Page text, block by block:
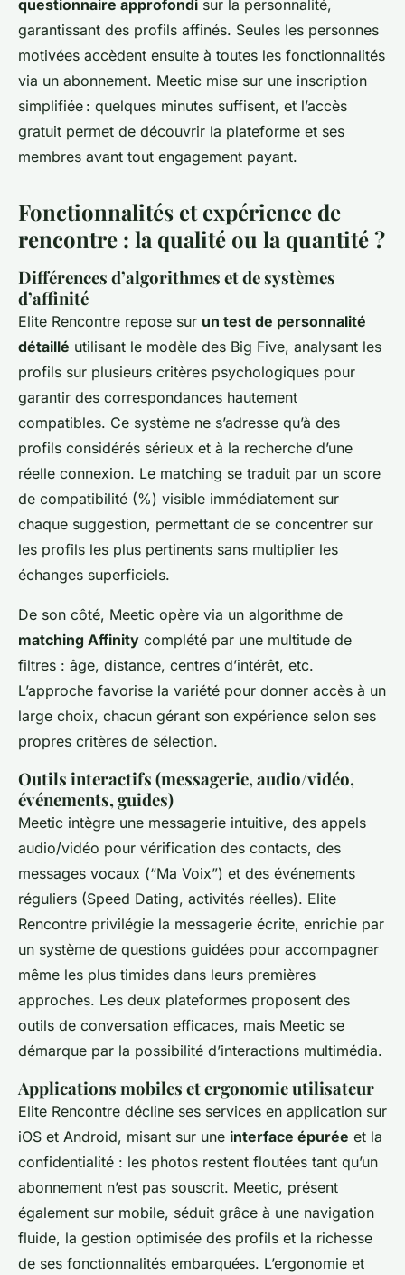
questionnaire approfondi sur la personnalité,
garantissant des profils affinés. Seules les personnes
motivées accèdent ensuite à toutes les fonctionnalités
via un abonnement. Meetic mise sur une inscription
simplifiée : quelques minutes suffisent, et l’accès
gratuit permet de découvrir la plateforme et ses
membres avant tout engagement payant.
Fonctionnalités et expérience de
rencontre : la qualité ou la quantité ?
Différences d’algorithmes et de systèmes
d’affinité
Elite Rencontre repose sur un test de personnalité
détaillé utilisant le modèle des Big Five, analysant les
profils sur plusieurs critères psychologiques pour
garantir des correspondances hautement
compatibles. Ce système ne s’adresse qu’à des
profils considérés sérieux et à la recherche d’une
réelle connexion. Le matching se traduit par un score
de compatibilité (%) visible immédiatement sur
chaque suggestion, permettant de se concentrer sur
les profils les plus pertinents sans multiplier les
échanges superficiels.
De son côté, Meetic opère via un algorithme de
matching Affinity complété par une multitude de
filtres : âge, distance, centres d’intérêt, etc.
L’approche favorise la variété pour donner accès à un
large choix, chacun gérant son expérience selon ses
propres critères de sélection.
Outils interactifs (messagerie, audio/vidéo,
événements, guides)
Meetic intègre une messagerie intuitive, des appels
audio/vidéo pour vérification des contacts, des
messages vocaux (“Ma Voix”) et des événements
réguliers (Speed Dating, activités réelles). Elite
Rencontre privilégie la messagerie écrite, enrichie par
un système de questions guidées pour accompagner
même les plus timides dans leurs premières
approches. Les deux plateformes proposent des
outils de conversation efficaces, mais Meetic se
démarque par la possibilité d’interactions multimédia.
Applications mobiles et ergonomie utilisateur
Elite Rencontre décline ses services en application sur
iOS et Android, misant sur une interface épurée et la
confidentialité : les photos restent floutées tant qu’un
abonnement n’est pas souscrit. Meetic, présent
également sur mobile, séduit grâce à une navigation
fluide, la gestion optimisée des profils et la richesse
de ses fonctionnalités embarquées. L’ergonomie et